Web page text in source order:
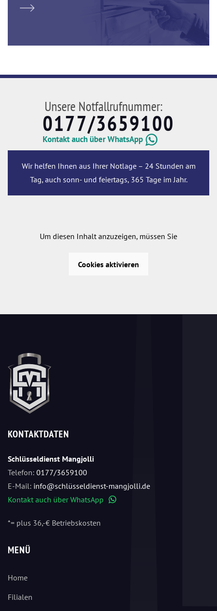
Unsere Notfallrufnummer:
0177/3659100
Kontakt auch über WhatsApp
Wir helfen Ihnen aus Ihrer Notlage – 24 Stunden am
Tag, auch sonn- und feiertags, 365 Tage im Jahr.
Um diesen Inhalt anzuzeigen, müssen Sie
Cookies aktivieren
KONTAKTDATEN
Schlüsseldienst Mangjolli
Telefon: 0177/3659100
E-Mail: info@schlüsseldienst-mangjolli.de
Kontakt auch über WhatsApp
*= plus 36,-€ Betriebskosten
MENÜ
Home
Filialen